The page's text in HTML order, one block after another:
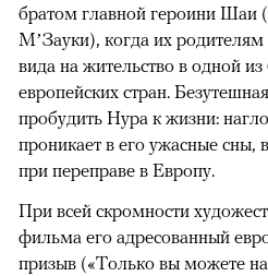
братом главной героини Шаи
М’Зауки), когда их родителям
вида на жительство в одной
европейских стран.
пробудить Нура к жизни:
проникает в его ужасные сны,
при переправе в Европу.
При всей скромности
фильма его адресованный
призыв («Только вы можете